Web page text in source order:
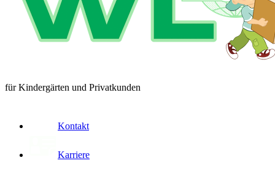
für Kindergärten und Privatkunden
Kontakt
Karriere